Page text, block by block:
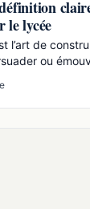
le lycée
l’art de
ou